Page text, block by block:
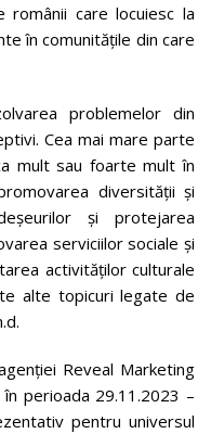
care locuiesc la
în comunitățile din care
problemelor din
Cea mai mare parte
mult sau foarte mult în
diversității și
și protejarea
serviciilor sociale și
activităților culturale
alte topicuri legate de
Reveal Marketing
perioada 29.11.2023 –
pentru universul